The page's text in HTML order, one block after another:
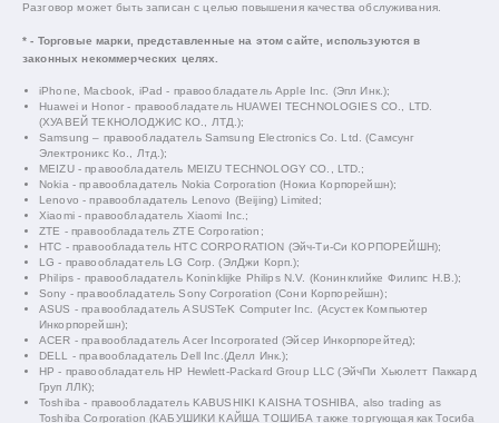
Разговор может быть записан с целью повышения качества обслуживания.
* - Торговые марки, представленные на этом сайте, используются в
законных некоммерческих целях.
iPhone, Macbook, iPad - правообладатель Apple Inc. (Эпл Инк.);
Huawei и Honor - правообладатель HUAWEI TECHNOLOGIES CO., LTD.
(ХУАВЕЙ ТЕКНОЛОДЖИС КО., ЛТД.);
Samsung – правообладатель Samsung Electronics Co. Ltd. (Самсунг
Электроникс Ко., Лтд.);
MEIZU - правообладатель MEIZU TECHNOLOGY CO., LTD.;
Nokia - правообладатель Nokia Corporation (Нокиа Корпорейшн);
Lenovo - правообладатель Lenovo (Beijing) Limited;
Xiaomi - правообладатель Xiaomi Inc.;
ZTE - правообладатель ZTE Corporation;
HTC - правообладатель HTC CORPORATION (Эйч-Ти-Си КОРПОРЕЙШН);
LG - правообладатель LG Corp. (ЭлДжи Корп.);
Philips - правообладатель Koninklijke Philips N.V. (Конинклийке Филипс Н.В.);
Sony - правообладатель Sony Corporation (Сони Корпорейшн);
ASUS - правообладатель ASUSTeK Computer Inc. (Асустек Компьютер
Инкорпорейшн);
ACER - правообладатель Acer Incorporated (Эйсер Инкорпорейтед);
DELL - правообладатель Dell Inc.(Делл Инк.);
HP - правообладатель HP Hewlett-Packard Group LLC (ЭйчПи Хьюлетт Паккард
Груп ЛЛК);
Toshiba - правообладатель KABUSHIKI KAISHA TOSHIBA, also trading as
Toshiba Corporation (КАБУШИКИ КАЙША ТОШИБА также торгующая как Тосиба